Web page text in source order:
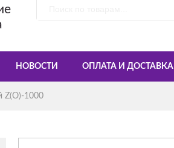
НОВОСТИ ОПЛАТА И ДОСТАВКА
Z(O)-1000